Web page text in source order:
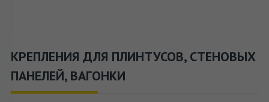
КРЕПЛЕНИЯ ДЛЯ ПЛИНТУСОВ, СТЕНОВЫХ
ПАНЕЛЕЙ, ВАГОНКИ